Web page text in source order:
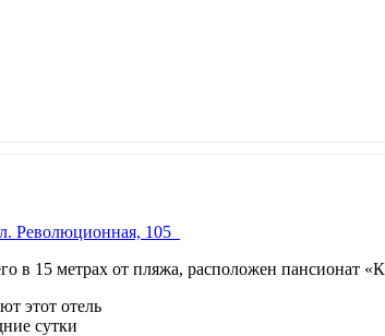
Революционная, 105
в 15 метрах от пляжа, расположен пансионат
этот отель
сутки